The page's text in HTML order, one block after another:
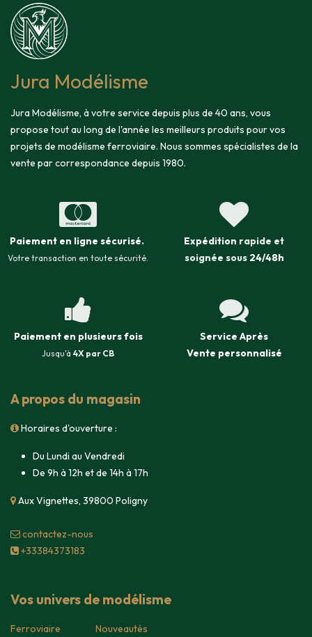
Jura Modélisme
Jura Modélisme, à votre service depuis plus de 40 ans, vous
propose tout au long de l'année les meilleurs produits pour vos
projets de modélisme ferroviaire. Nous sommes spécialistes de la
vente par correspondance depuis 1980.
Paiement en ligne sécurisé.
Votre transaction en toute sécurité.
Expédition rapide et
soignée sous 24/48h
Paiement en plusieurs fois
Jusqu'à 4X par CB
Service Après
Vente personnalisé
A propos du magasin
Horaires d'ouverture :
Du Lundi au Vendredi
De 9h à 12h et de 14h à 17h
Aux Vignettes, 39800 Poligny
contacte​z-nous
+33384373183
Vos univers de modélisme
Ferroviaire
Nouveautés